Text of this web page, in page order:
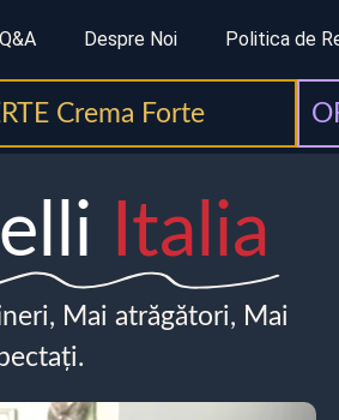
Q&A Despre Noi Politica de
Crema Forte
Italia
Mai atrăgători, Mai